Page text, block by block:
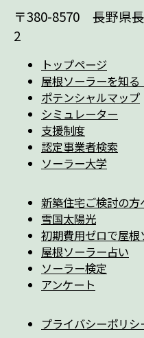
〒380-8570 長野県
2
トップページ
屋根ソーラーを知る
ポテンシャルマップ
シミュレーター
支援制度
認定事業者検索
ソーラー大学
新築住宅ご検討の方
雪国太陽光
初期費用ゼロで屋根
屋根ソーラー占い
ソーラー検定
アンケート
プライバシーポリシ